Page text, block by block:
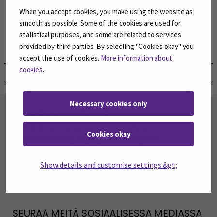
When you accept cookies, you make using the website as
smooth as possible. Some of the cookies are used for
statistical purposes, and some are related to services
provided by third parties. By selecting "Cookies okay" you
accept the use of cookies. More information about
cookies.
Necessary cookies only
Cookies okay
Show details and customise settings &gt;
Jani Kivistö
Restonomi (AMK) -monimuoto-opiskelija
SeAMK
Jaa:
TILAA UUTISKIRJEITÄMME
Uutiskirjeemme ovat koosteita SEAMKin
ajankohtaisista koulutuksista, tapahtumista ja
SEURAA MEITÄ SOSIAALISESSA MEDIASSA